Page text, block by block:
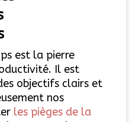
est la pierre
Il est
objectifs clairs et
nos
les pièges de la